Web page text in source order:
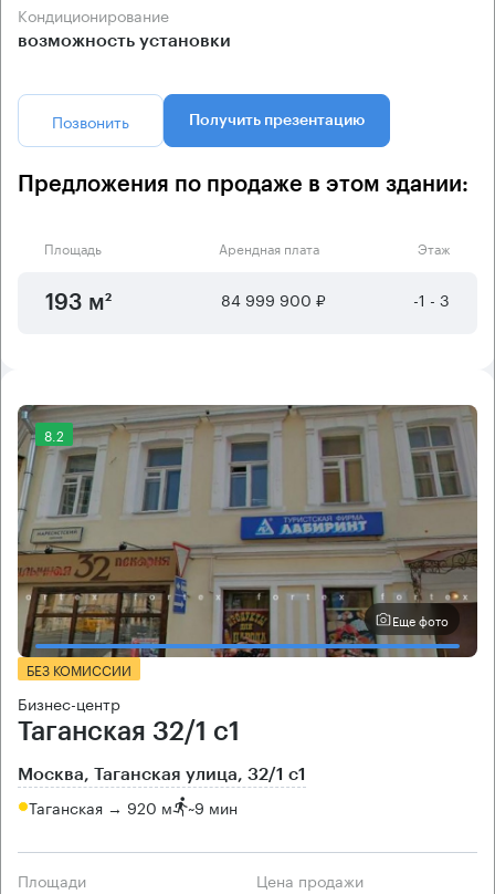
Кондиционирование
возможность установки
Позвонить Получить презентацию
Предложения по продаже в этом здании:
Площадь Арендная плата Этаж
193 м² 84 999 900 ₽ -1 - 3
8.2
Еще фото
БЕЗ КОМИССИИ
Бизнес-центр
Таганская 32/1 с1
Москва, Таганская улица, 32/1 с1
Таганская → 920 м ~9 мин
Площади Цена продажи